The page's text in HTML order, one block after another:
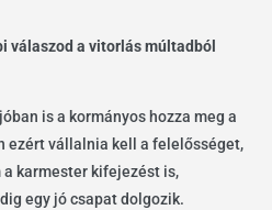
válaszod a vitorlás múltadból
is a kormányos hozza meg a
ezért vállalnia kell a felelősséget,
karmester kifejezést is,
egy jó csapat dolgozik.